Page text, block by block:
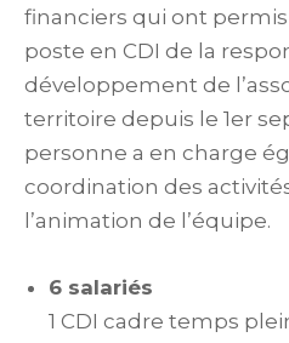
financiers qui ont permis
poste en CDI de la
développement de
territoire depuis le 1er
personne a en charge
coordination des
l’animation de l’équipe.
6 salariés
1 CDI cadre temps